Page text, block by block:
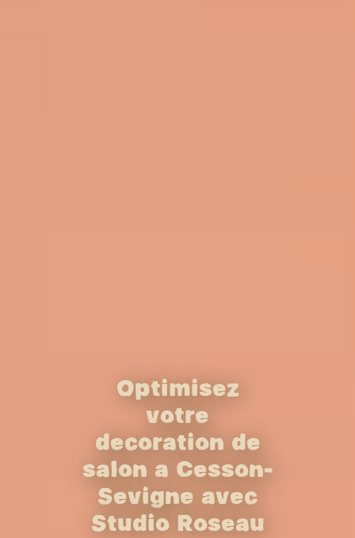
Optimisez
votre
décoration de
salon à Cesson-
Sévigné avec
Studio Roseau